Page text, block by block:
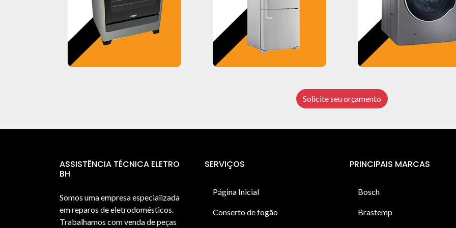
Solicite seu orçamento
ASSISTÊNCIA TÉCNICA ELETRO
BH
Somos uma empresa especializada
em reparos de eletrodomésticos.
Trabalhamos com venda de peças
SERVIÇOS
Página Inicial
Conserto de fogão
PRINCIPAIS MARCAS
Bosch
Brastemp